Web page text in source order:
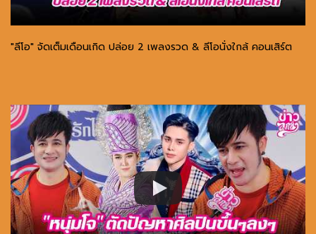
"ลีโอ" จัดเต็มเดือนเกิด ปล่อย 2 เพลงรวด & ลีโอนั่งใกล้ คอนเสิร์ต